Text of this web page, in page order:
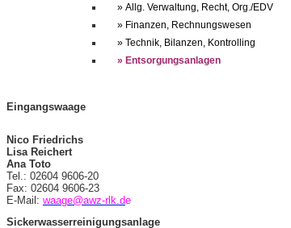
» Allg. Verwaltung, Recht, Org./EDV
» Finanzen, Rechnungswesen
» Technik, Bilanzen, Kontrolling
» Entsorgungsanlagen
Eingangswaage
Nico Friedrichs
Lisa Reichert
Ana Toto
Tel.: 02604 9606-20
Fax: 02604 9606-23
E-Mail: waage@awz-rlk.de
Sickerwasserreinigungsanlage